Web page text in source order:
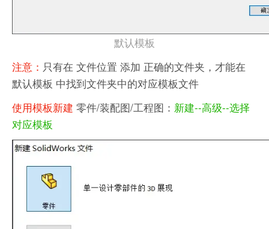
默认模板
注意： 只有在 文件位置 添加 正确的文件夹，才能在
默认模板 中找到文件夹中的对应模板文件
使用模板新建 零件/装配图/工程图： 新建--高级--选择
对应模板